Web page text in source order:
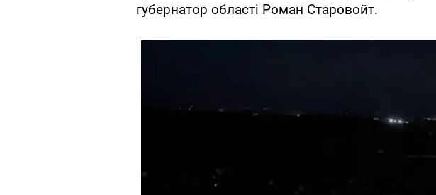
губернатор області Роман Старовойт.